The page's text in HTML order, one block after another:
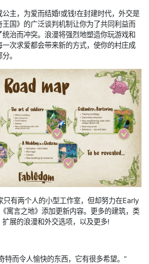
主，为爱而结婚!或钱!在封建时代，外交是
国》的广泛谈判机制让你为了共同利益而
治而冲突。浪漫将强烈地塑造你玩游戏和
次求爱都会带来新的方式，使你的村庄成
。
有两个人的小型工作室，但却努力在Early
寓言之地》添加更新内容。更多的建筑，类
展的浪漫和外交选项，以及更多!
特而令人愉快的东西，它有很多希望。”